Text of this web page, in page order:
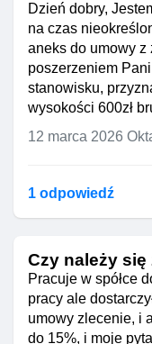
Dzień dobry,
na czas
aneks do umowy z
poszerzeniem
stanowisku,
wysokości 600zł
12 marca 2026
1 odpowiedź
Czy należy się
Pracuje w spółce
pracy ale
umowy zlecenie, i
do 15%, i moje